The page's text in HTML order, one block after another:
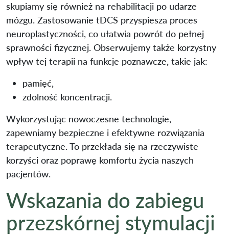
skupiamy się również na rehabilitacji po udarze
mózgu. Zastosowanie tDCS przyspiesza proces
neuroplastyczności, co ułatwia powrót do pełnej
sprawności fizycznej. Obserwujemy także korzystny
wpływ tej terapii na funkcje poznawcze, takie jak:
pamięć,
zdolność koncentracji.
Wykorzystując nowoczesne technologie,
zapewniamy bezpieczne i efektywne rozwiązania
terapeutyczne. To przekłada się na rzeczywiste
korzyści oraz poprawę komfortu życia naszych
pacjentów.
Wskazania do zabiegu
przezskórnej stymulacji